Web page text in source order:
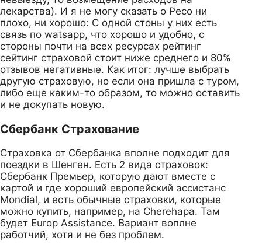
лекарства). И я не могу сказать о Ресо ни
плохо, ни хорошо: С одной стоны у них есть
связь по watsapp, что хорошо и удобно, с
стороны почти на всех ресурсах рейтинг
сейтинг страховой стоит ниже среднего и 80%
отзывов негативные. Как итог: лучше выбрать
другую страховую, но если она пришла с туром,
либо еще каким-то образом, то можно оставить
и не докупать новую.
Сбербанк Страхование
Страховка от Сбербанка вполне подходит для
поездки в Шенген. Есть 2 вида страховок:
Сбербанк Премьер, которую дают вместе с
картой и где хороший европейский ассистанс
Mondial, и есть обычные страховки, которые
можно купить, например, на Cherehapa. Там
будет Europ Assistance. Вариант воплне
работчий, хотя и не без проблем.